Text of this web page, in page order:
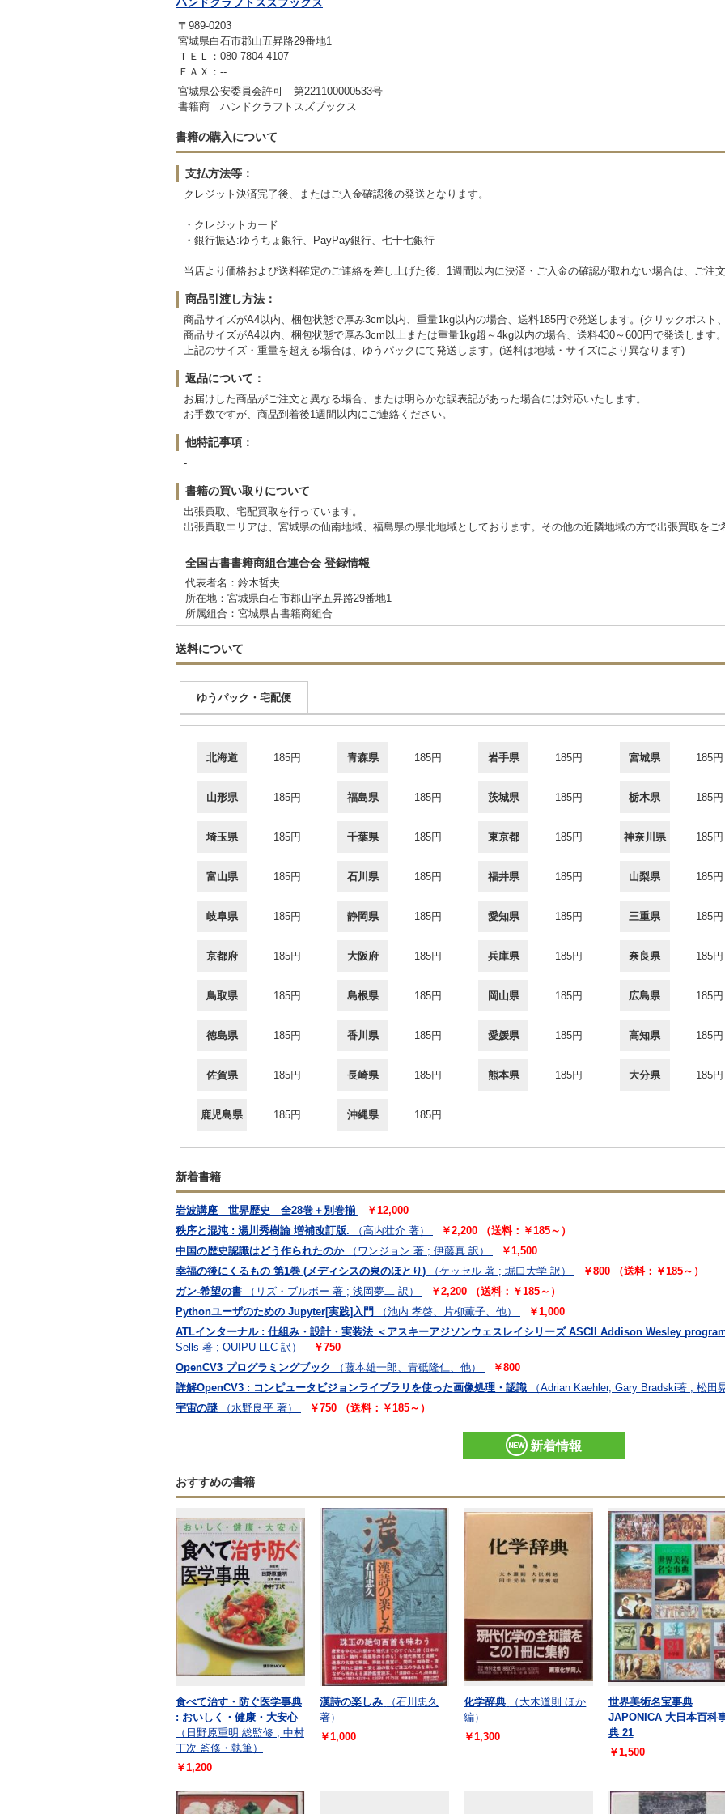
〒989-0203
宮城県白石市郡山五昇路29番地1
ＴＥＬ：080-7804-4107
ＦＡＸ：--
宮城県公安委員会許可 第221100000533号
書籍商 ハンドクラフトスズブックス
書籍の購入について
支払方法等：
クレジット決済完了後、またはご入金確認後の発送となります。
・クレジットカード
・銀行振込:ゆうちょ銀行、PayPay銀行、七十七銀行
当店より価格および送料確定のご連絡を差し上げた後、1週間以内に決済・ご入金の確認が取れない場合は、ご注
商品引渡し方法：
商品サイズがA4以内、梱包状態で厚み3cm以内、重量1kg以内の場合、送料185円で発送します。(クリックポスト
商品サイズがA4以内、梱包状態で厚み3cm以上または重量1kg超～4kg以内の場合、送料430～600円で発送します
上記のサイズ・重量を超える場合は、ゆうパックにて発送します。(送料は地域・サイズにより異なります)
返品について：
お届けした商品がご注文と異なる場合、または明らかな誤表記があった場合には対応いたします。
お手数ですが、商品到着後1週間以内にご連絡ください。
他特記事項：
-
書籍の買い取りについて
出張買取、宅配買取を行っています。
出張買取エリアは、宮城県の仙南地域、福島県の県北地域としております。その他の近隣地域の方で出張買取を
全国古書書籍商組合連合会 登録情報
代表者名：鈴木哲夫
所在地：宮城県白石市郡山字五昇路29番地1
所属組合：宮城県古書籍商組合
送料について
ゆうパック・宅配便
北海道 185円 青森県 185円 岩手県 185円 宮城県 185円
山形県 185円 福島県 185円 茨城県 185円 栃木県 185円
埼玉県 185円 千葉県 185円 東京都 185円 神奈川県 185円
富山県 185円 石川県 185円 福井県 185円 山梨県 185円
岐阜県 185円 静岡県 185円 愛知県 185円 三重県 185円
京都府 185円 大阪府 185円 兵庫県 185円 奈良県 185円
鳥取県 185円 島根県 185円 岡山県 185円 広島県 185円
徳島県 185円 香川県 185円 愛媛県 185円 高知県 185円
佐賀県 185円 長崎県 185円 熊本県 185円 大分県 185円
鹿児島県 185円 沖縄県 185円
新着書籍
岩波講座 世界歴史 全28巻＋別巻揃
￥12,000
秩序と混沌 : 湯川秀樹論 増補改訂版.
（高内壮介 著）
￥2,200 （送料：￥185～）
中国の歴史認識はどう作られたのか
（ワンジョン 著 ; 伊藤真 訳）
￥1,500
幸福の後にくるもの 第1巻 (メディシスの泉のほとり)
（ケッセル 著 ; 堀口大学 訳）
￥800 （送料：￥185～）
ガン-希望の書
（リズ・ブルボー 著 ; 浅岡夢二 訳）
￥2,200 （送料：￥185～）
Pythonユーザのための Jupyter[実践]入門
（池内 孝啓、片柳薫子、他）
￥1,000
ATLインターナル : 仕組み・設計・実装法 ＜アスキーアジソンウェスレイシリーズ ASCII Addison Wesley
Sells 著 ; QUIPU LLC 訳）
￥750
OpenCV3 プログラミングブック
（藤本雄一郎、青砥隆仁、他）
￥800
詳解OpenCV3 : コンピュータビジョンライブラリを使った画像処理・認識
（Adrian Kaehler, Gary Bradski著 ; 松田
宇宙の謎
（水野良平 著） ￥750 （送料：￥185～）
新着情報
おすすめの書籍
食べて治す・防ぐ医学事典
: おいしく・健康・大安心
（日野原重明 総監修 ; 中村
丁次 監修・執筆）
￥1,200
漢詩の楽しみ
（石川忠久
著）
￥1,000
化学辞典
（大木道則 ほか
編）
￥1,300
世界美術名宝事典
JAPONICA 大日本百科
典 21
￥1,500